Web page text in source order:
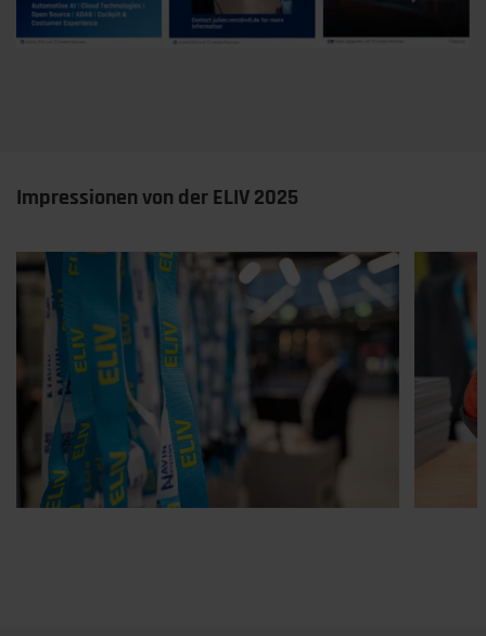
Impressionen von der ELIV 2025